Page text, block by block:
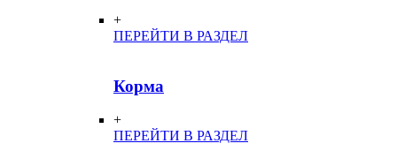
+
ПЕРЕЙТИ В РАЗДЕЛ
Корма
+
ПЕРЕЙТИ В РАЗДЕЛ